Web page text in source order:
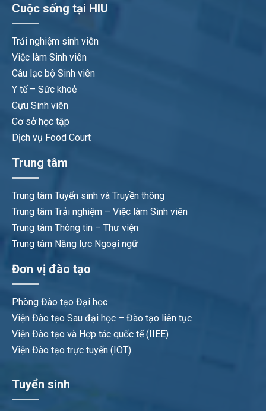
Cuộc sống tại HIU
Trải nghiệm sinh viên
Việc làm Sinh viên
Câu lạc bộ Sinh viên
Y tế – Sức khoẻ
Cựu Sinh viên
Cơ sở học tập
Dịch vụ Food Court
Trung tâm
Trung tâm Tuyển sinh và Truyền thông
Trung tâm Trải nghiệm – Việc làm Sinh viên
Trung tâm Thông tin – Thư viện
Trung tâm Năng lực Ngoại ngữ
Đơn vị đào tạo
Phòng Đào tạo Đại học
Viện Đào tạo Sau đại học – Đào tạo liên tục
Viện Đào tạo và Hợp tác quốc tế (IIEE)
Viện Đào tạo trực tuyến (IOT)
Tuyển sinh